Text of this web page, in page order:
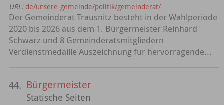
URL: de/unsere-gemeinde/politik/gemeinderat/
Der Gemeinderat Trausnitz besteht in der Wahlperiode
2020 bis 2026 aus dem 1. Bürgermeister Reinhard
Schwarz und 8 Gemeinderatsmitgliedern
Verdienstmedaille Auszeichnung für hervorragende...
44. Bürgermeister
Statische Seiten